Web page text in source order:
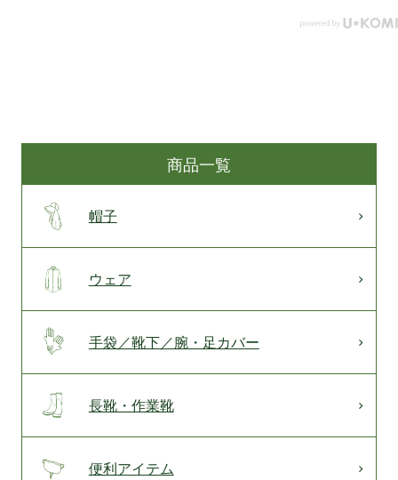
商品一覧
帽子
ウェア
手袋／靴下／腕・足カバー
長靴・作業靴
便利アイテム